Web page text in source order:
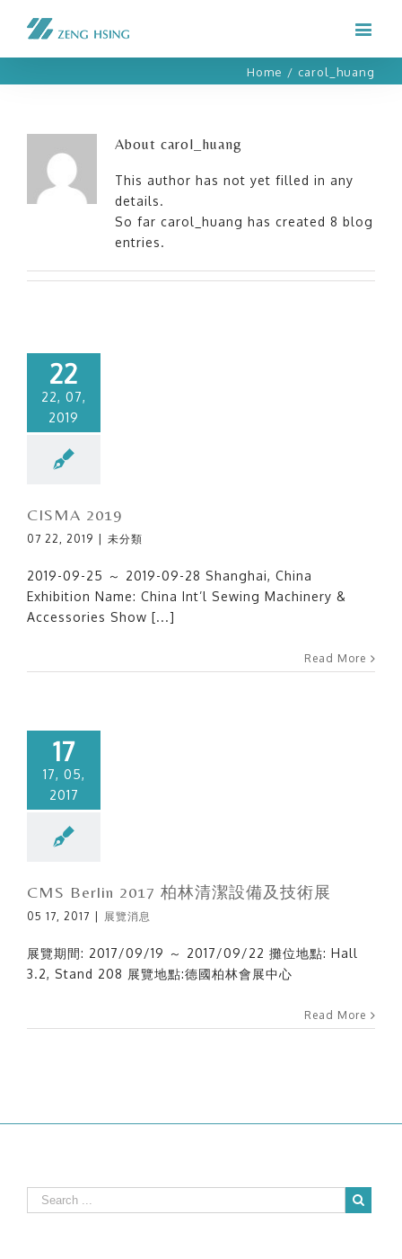
Home / carol_huang
About carol_huang
This author has not yet filled in any
details.
So far carol_huang has created 8 blog
entries.
22
22, 07,
2019
CISMA 2019
07 22, 2019 未分類
2019-09-25 ～ 2019-09-28 Shanghai, China
Exhibition Name: China Int’l Sewing Machinery &
Accessories Show [...]
Read More
17
17, 05,
2017
CMS Berlin 2017 柏林清潔設備及技術展
05 17, 2017 展覽消息
展覽期間: 2017/09/19 ～ 2017/09/22 攤位地點: Hall
3.2, Stand 208 展覽地點:德國柏林會展中心
Read More